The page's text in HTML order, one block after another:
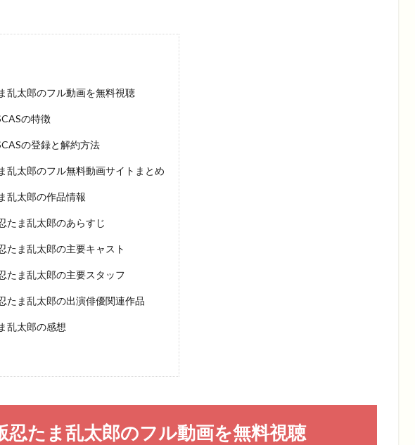
乱太郎のフル動画を無料視聴
の特徴
の登録と解約方法
乱太郎のフル無料動画サイトまとめ
乱太郎の作品情報
たま乱太郎のあらすじ
たま乱太郎の主要キャスト
たま乱太郎の主要スタッフ
たま乱太郎の出演俳優関連作品
乱太郎の感想
忍たま乱太郎のフル動画を無料視聴